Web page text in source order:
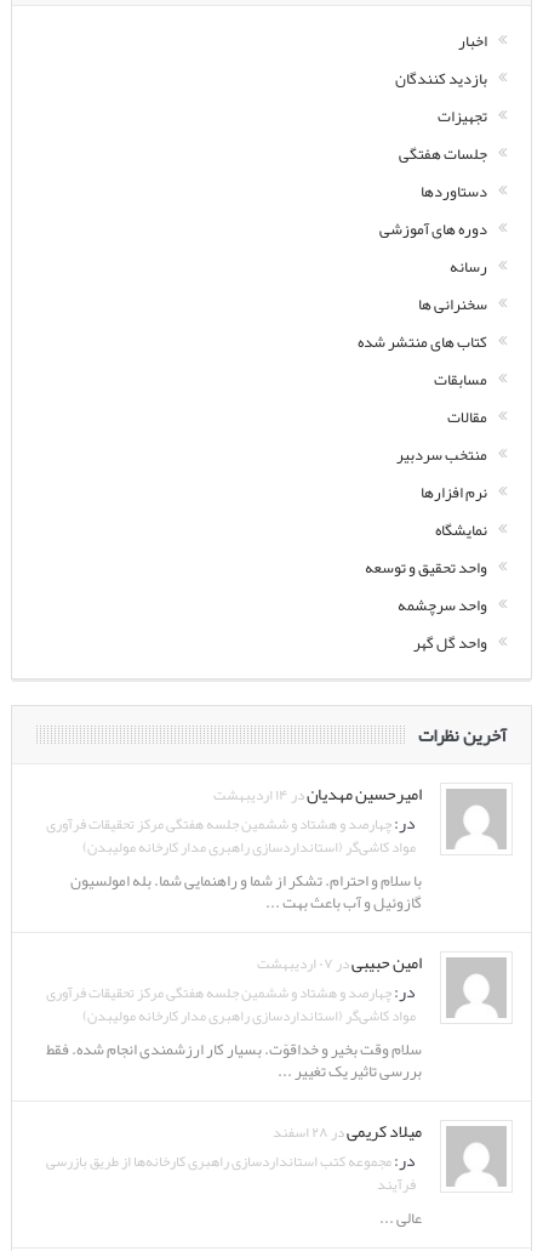
اخبار
بازدید کنندگان
تجهیزات
جلسات هفتگی
دستاوردها
دوره های آموزشی
رسانه
سخنرانی ها
کتاب های منتشر شده
مسابقات
مقالات
منتخب سردبیر
نرم افزارها
نمایشگاه
واحد تحقیق و توسعه
واحد سرچشمه
واحد گل گهر
آخرین نظرات
امیرحسین مهدیاندر ۱۴ اردیبهشت
در:چهارصد و هشتاد و ششمین جلسه هفتگی مرکز تحقیقات فرآوری
مواد کاشی‌گر (استانداردسازی راهبری مدار کارخانه مولیبدن)
با سلام و احترام. تشکر از شما و راهنمایی شما. بله امولسیون
گازوئیل و آب باعث بهت ...
امین حبیبیدر ۰۷ اردیبهشت
در:چهارصد و هشتاد و ششمین جلسه هفتگی مرکز تحقیقات فرآوری
مواد کاشی‌گر (استانداردسازی راهبری مدار کارخانه مولیبدن)
سلام وقت بخیر و خداقوّت. بسیار کار ارزشمندی انجام شده. فقط
بررسی تاثیر یک تغییر ...
میلاد کریمیدر ۲۸ اسفند
در:مجموعه کتب استانداردسازی راهبری کارخانه‌ها از طریق بازرسی
فرآیند
عالی ...